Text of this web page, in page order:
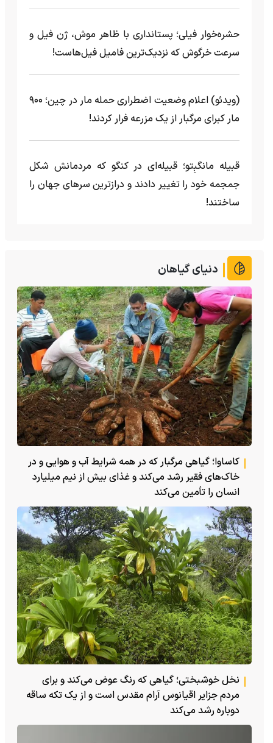
حشره‌خوار فیلی؛ پستانداری با ظاهر موش، ژن فیل و
سرعت خرگوش که نزدیک‌ترین فامیل فیل‌هاست!
(ویدئو) اعلام وضعیت اضطراری حمله مار‌ در چین؛ ۹۰۰
مار کبرای مرگبار از یک مزرعه‌ فرار کردند!
قبیله مانگبِتو؛ قبیله‌ای در کنگو که مردمانش شکل
جمجمه خود را تغییر دادند و درازترین سرهای جهان را
ساختند!
دنیای گیاهان
کاساوا؛ گیاهی مرگبار که در همه شرایط آب و هوایی و در
خاک‌های فقیر رشد می‌کند و غذای بیش از نیم میلیارد
انسان را تأمین می‌کند
نخل خوشبختی؛ گیاهی که رنگ عوض می‌کند و برای
مردم جزایر اقیانوس آرام مقدس است و از یک تکه ساقه
دوباره رشد می‌کند